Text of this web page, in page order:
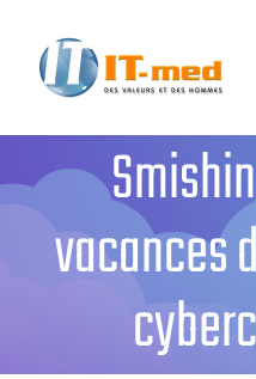
contenu
vacances